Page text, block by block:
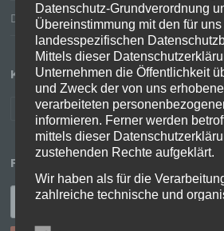
Digitalisierung in der Corona-Krise
KATEGORIEN
Uncategorized Verweise
FINDE MICH
Suchen
Datenschutz-Grundverordnung
Übereinstimmung mit den für
landesspezifischen
Mittels dieser
Unternehmen die Öffentlichkeit
und Zweck der von uns
verarbeiteten
informieren. Ferner werden
mittels dieser
zustehenden Rechte aufgeklärt.
Wir haben als für die
zahlreiche technische und
lückenlosen Schutz der über